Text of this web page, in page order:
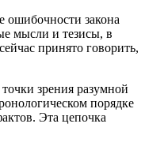
ошибочности закона
мысли и тезисы, в
принято говорить,
зрения разумной
порядке
Эта цепочка